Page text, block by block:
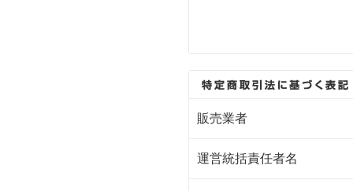
販売業者
運営統括責任者名